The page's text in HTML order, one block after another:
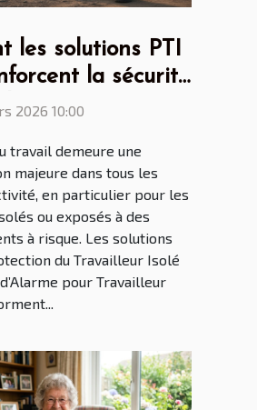
les solutions PTI
la sécurité
?
2026 10:00
travail demeure une
majeure dans tous les
en particulier pour les
ou exposés à des
à risque. Les solutions
du Travailleur Isolé
pour Travailleur